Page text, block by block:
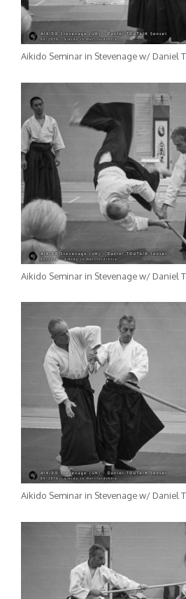
Aikido Seminar in Stevenage w/ Daniel
Aikido Seminar in Stevenage w/ Daniel
Aikido Seminar in Stevenage w/ Daniel